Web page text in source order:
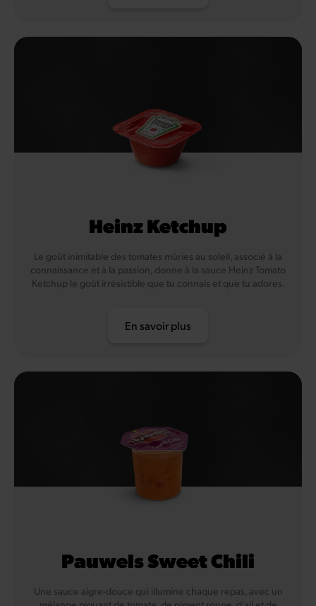
Heinz Ketchup
Le goût inimitable des tomates mûries au soleil, associé à la
connaissance et à la passion, donne à la sauce Heinz Tomato
Ketchup le goût irrésistible que tu connais et que tu adores.
En savoir plus
Pauwels Sweet Chili
Une sauce aigre-douce qui illumine chaque repas, avec un